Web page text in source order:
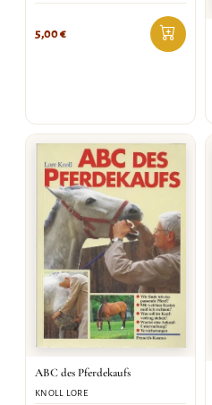
5,00€
ABC des Pferdekaufs
KNOLL LORE